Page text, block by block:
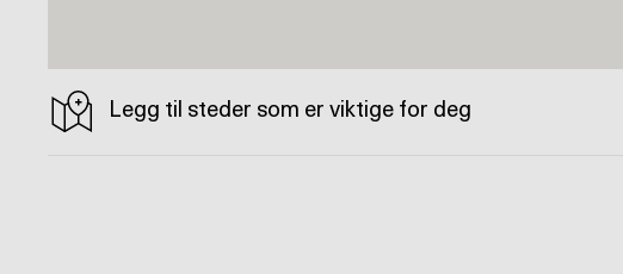
Legg til steder som er viktige for deg